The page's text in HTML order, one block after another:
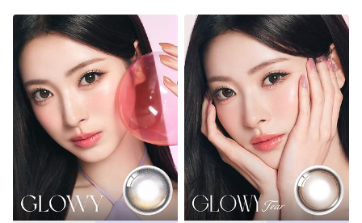
装着期間
2 Weeks
1 Month
3~6 Months
よりどりキット
カラー
ブラウン
チョコ
グレー
ブラック